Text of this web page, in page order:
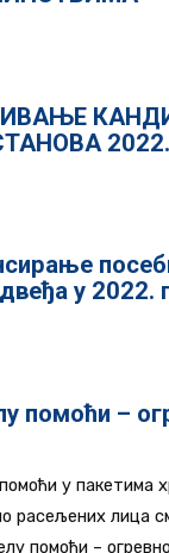
у 2022.
помоћи –
у пакетима
расељених лица
помоћи –